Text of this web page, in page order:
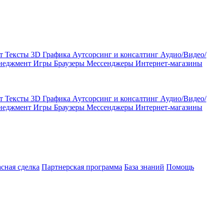
Тексты 3D Графика Аутсорсинг и консалтинг Аудио/Видео/
Игры Браузеры Мессенджеры Интернет-магазины
Тексты 3D Графика Аутсорсинг и консалтинг Аудио/Видео/
Игры Браузеры Мессенджеры Интернет-магазины
сделка Партнерская программа База знаний Помощь